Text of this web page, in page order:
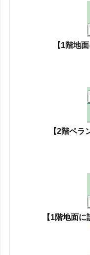
【1階地
【2階ベラ
【1階地面に